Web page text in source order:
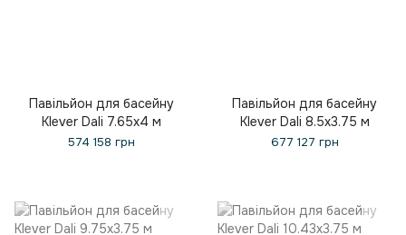
Павільйон для басейну
Klever Dali 7.65x4 м
574 158 грн
Павільйон для басейну
Klever Dali 8.5x3.75 м
677 127 грн